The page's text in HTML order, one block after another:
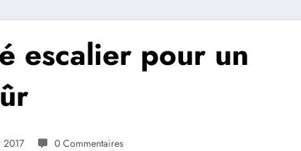
escalier pour un
2017 0 Commentaires